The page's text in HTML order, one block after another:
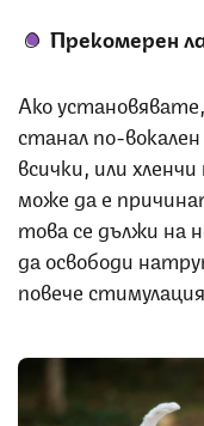
Прекомерен
Ако
станал по-
всички, или
може да е
това се дължи на
да освободи
повече